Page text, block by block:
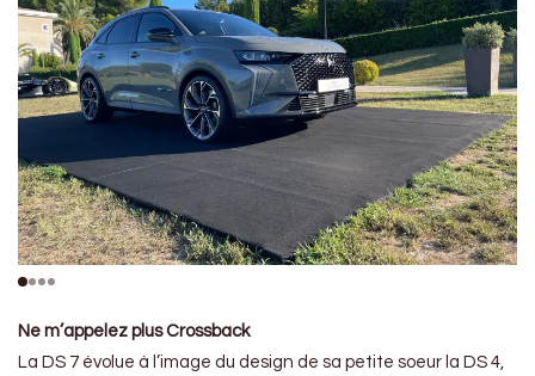
Ne m’appelez plus Crossback
La DS 7 évolue à l’image du design de sa petite soeur la DS 4,